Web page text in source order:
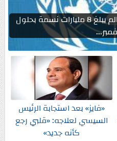
الأمم المتحدة: عدد سكان العالم يبلغ 8 مليارات نسمة بحلول
«فايز» بعد استجابة الرئيس
السيسي لعلاجه: «قلبي رجع
كأنه جديد»